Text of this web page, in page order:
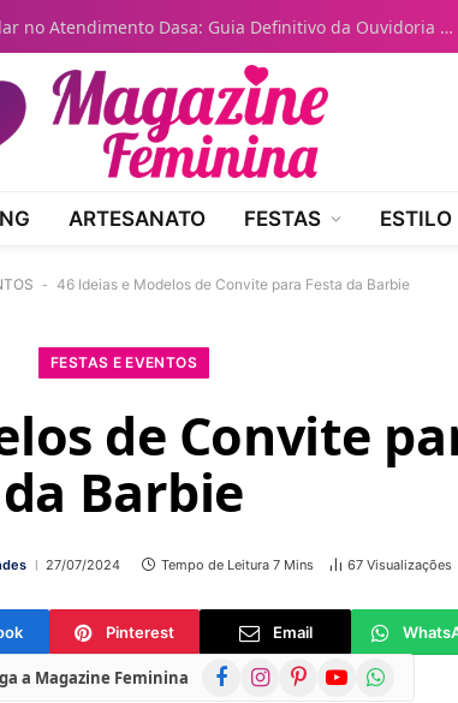
Como Falar no Atendimento Dasa: Guia Definitivo da Ouvidoria NAV
ARTESANATO FESTAS ESTILO
- 46 Ideias e Modelos de Convite para Festa da Barbie
FESTAS E EVENTOS
de Convite
da Barbie
27/07/2024 Tempo de Leitura 7 Mins 67 Visualizações
Pinterest Email
a Magazine Feminina FacebookInstagramPinterestYouTubeWhatsApp